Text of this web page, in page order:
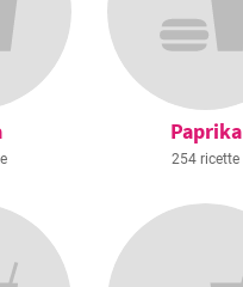
Paprika
254 ricette